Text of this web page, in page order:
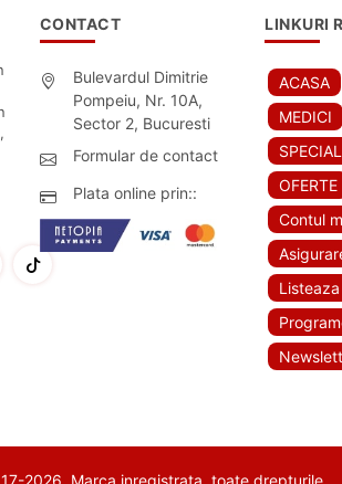
CONTACT
Bulevardul Dimitrie
Pompeiu, Nr. 10A,
Sector 2, Bucuresti
Formular de contact
Plata online prin::
LINKURI
ACASA
MEDICI
OFERTE
Contul
2026. Marca inregistrata, toate drepturile